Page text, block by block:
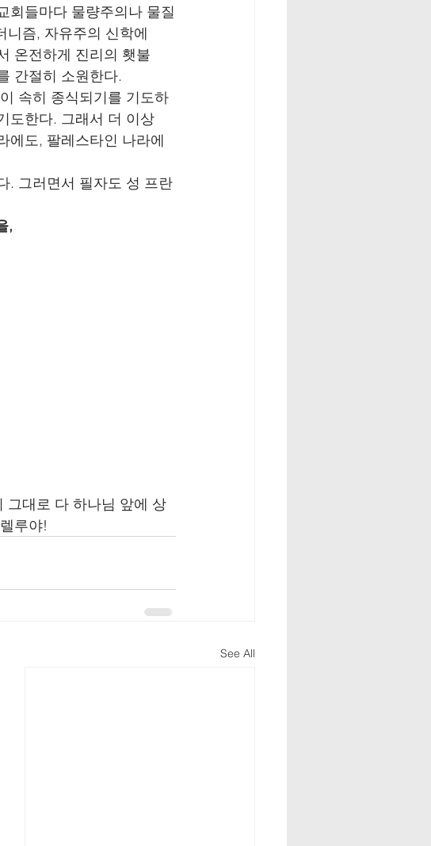
회들마다 물량주의나 물질
니즘, 자유주의 신학에
온전하게 진리의 횃불
간절히 소원한다.
속히 종식되기를 기도하
도한다. 그래서 더 이상
에도, 팔레스타인 나라에
. 그러면서 필자도 성 프란
,
그대로 다 하나님 앞에 상
루야!
See All